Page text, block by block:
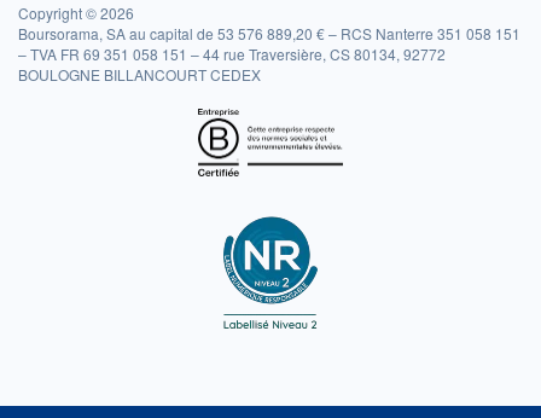
Copyright © 2026
Boursorama, SA au capital de 53 576 889,20 € – RCS Nanterre 351 058 151
– TVA FR 69 351 058 151 – 44 rue Traversière, CS 80134, 92772
BOULOGNE BILLANCOURT CEDEX